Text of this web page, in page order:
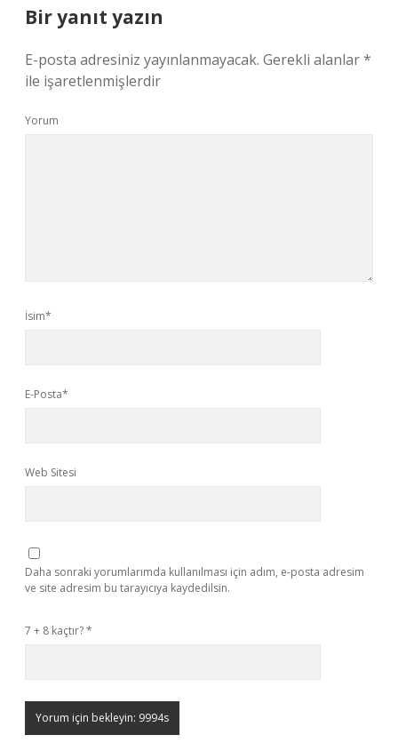
Bir yanıt yazın
E-posta adresiniz yayınlanmayacak. Gerekli alanlar*
ile işaretlenmişlerdir
Yorum
İsim*
E-Posta*
Web Sitesi
Daha sonraki yorumlarımda kullanılması için adım, e-posta adresim
ve site adresim bu tarayıcıya kaydedilsin.
7 + 8 kaçtır?*